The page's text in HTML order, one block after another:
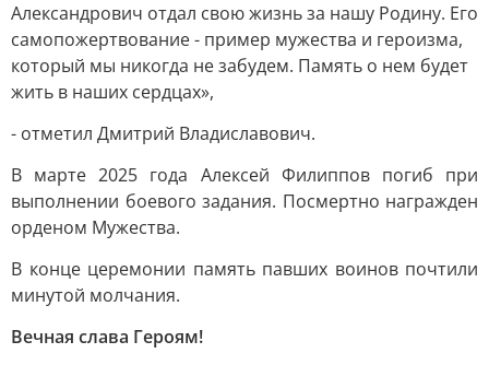
Александрович отдал свою жизнь за нашу Родину. Его
самопожертвование - пример мужества и героизма,
который мы никогда не забудем. Память о нем будет
жить в наших сердцах»,
- отметил Дмитрий Владиславович.
В марте 2025 года Алексей Филиппов погиб при
выполнении боевого задания. Посмертно награжден
орденом Мужества.
В конце церемонии память павших воинов почтили
минутой молчания.
Вечная слава Героям!